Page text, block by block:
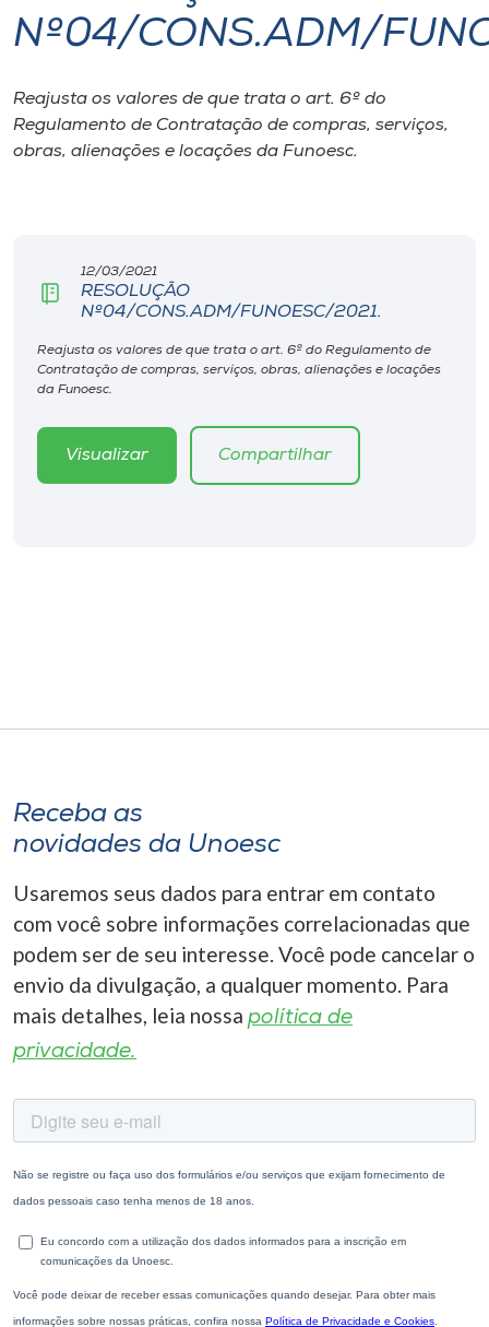
I.nova
Diplomados
Biblioteca
Editora
Rádio
A+
Nº04/CONS.ADM/
Reajusta os valores de que trata o art. 6º do
Regulamento de Contratação de compras, serviços,
obras, alienações e locações da Funoesc.
12/03/2021
RESOLUÇÃO
Nº04/CONS.ADM/FUNOESC/2021.
Reajusta os valores de que trata o art. 6º do Regulamento de
Contratação de compras, serviços, obras, alienações e locações
da Funoesc.
Visualizar Compartilhar
Receba as
novidades da Unoesc
Usaremos seus dados para entrar em contato
com você sobre informações correlacionadas que
podem ser de seu interesse. Você pode cancelar o
envio da divulgação, a qualquer momento. Para
mais detalhes, leia nossa política de
privacidade.